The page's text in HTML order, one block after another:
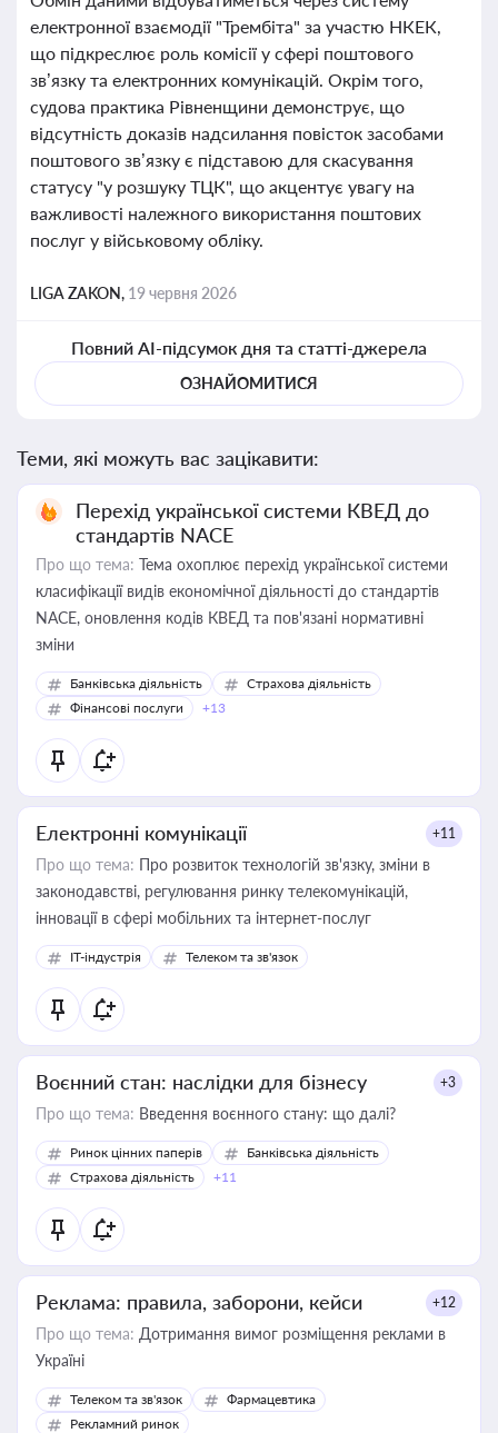
електронної взаємодії "Трембіта" за участю НКЕК,
що підкреслює роль комісії у сфері поштового
зв’язку та електронних комунікацій. Окрім того,
судова практика Рівненщини демонструє, що
відсутність доказів надсилання повісток засобами
поштового зв’язку є підставою для скасування
статусу "у розшуку ТЦК", що акцентує увагу на
важливості належного використання поштових
послуг у військовому обліку.
LIGA ZAKON, 19 червня 2026
Повний AI-підсумок дня та статті-джерела
ОЗНАЙОМИТИСЯ
Теми, які можуть вас зацікавити:
Перехід української системи КВЕД до
стандартів NACE
Про що тема: Тема охоплює перехід української системи
класифікації видів економічної діяльності до стандартів
NACE, оновлення кодів КВЕД та пов'язані нормативні
зміни
Банківська діяльність
Страхова діяльність
Фінансові послуги
+13
Електронні комунікації +11
Про що тема: Про розвиток технологій зв'язку, зміни в
законодавстві, регулювання ринку телекомунікацій,
інновації в сфері мобільних та інтернет-послуг
IT-індустрія Телеком та зв'язок
Воєнний стан: наслідки для бізнесу +3
Про що тема: Введення воєнного стану: що далі?
Ринок цінних паперів
Банківська діяльність
Страхова діяльність
+11
Реклама: правила, заборони, кейси +12
Про що тема: Дотримання вимог розміщення реклами в
Україні
Телеком та зв'язок
Фармацевтика
Рекламний ринок